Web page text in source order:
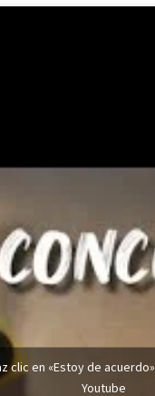
clic en «Estoy de
Youtube